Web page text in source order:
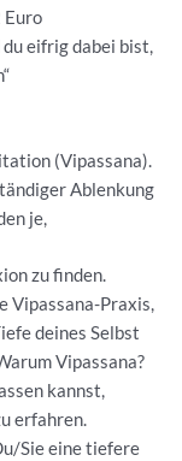
Euro
du eifrig dabei bist,
(Vipassana).
Ablenkung
je,
zu finden.
Vipassana-Praxis,
deines Selbst
Vipassana?
kannst,
erfahren.
Sie eine tiefere